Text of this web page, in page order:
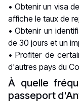
• Obtenir un visa
affiche le taux de
• Obtenir un
de 30 jours et un
• Profiter de
d'autres pays du
À quelle
passeport